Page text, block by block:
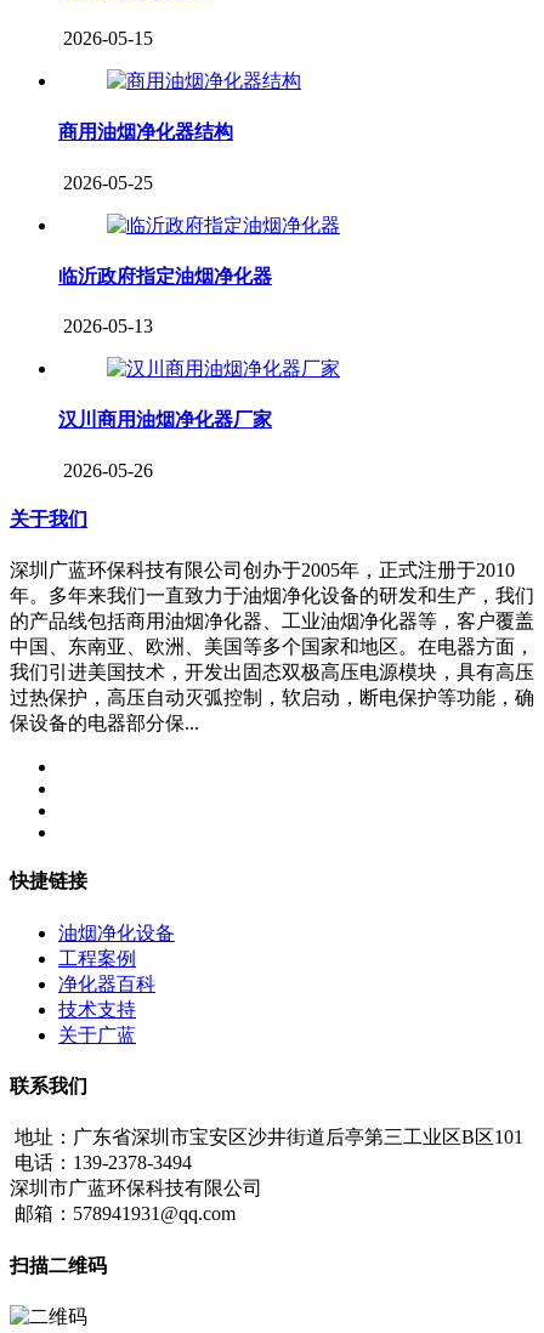
2026-05-15
商用油烟净化器结构
2026-05-25
临沂政府指定油烟净化器
2026-05-13
汉川商用油烟净化器厂家
2026-05-26
关于我们
深圳广蓝环保科技有限公司创办于2005年，正式注册于2010
年。多年来我们一直致力于油烟净化设备的研发和生产，我们
的产品线包括商用油烟净化器、工业油烟净化器等，客户覆盖
中国、东南亚、欧洲、美国等多个国家和地区。在电器方面，
我们引进美国技术，开发出固态双极高压电源模块，具有高压
过热保护，高压自动灭弧控制，软启动，断电保护等功能，确
保设备的电器部分保...
快捷链接
油烟净化设备
工程案例
净化器百科
技术支持
关于广蓝
联系我们
地址：广东省深圳市宝安区沙井街道后亭第三工业区B区101
电话：139-2378-3494
深圳市广蓝环保科技有限公司
邮箱：578941931@qq.com
扫描二维码